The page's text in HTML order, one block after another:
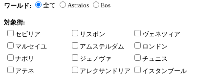
ワールド: 全て Astraios Eos
対象街:
セビリア
リスボン
ヴェネツィア
マルセイユ
アムステルダム
ロンドン
ナポリ
ジェノヴァ
チュニス
アテネ
アレクサンドリア
イスタンブール